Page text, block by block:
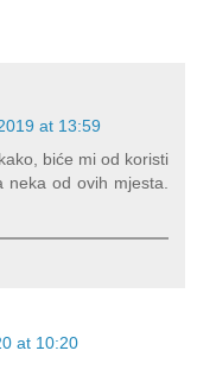
at 13:59
biće mi od koristi
od ovih mjesta.
at 10:20